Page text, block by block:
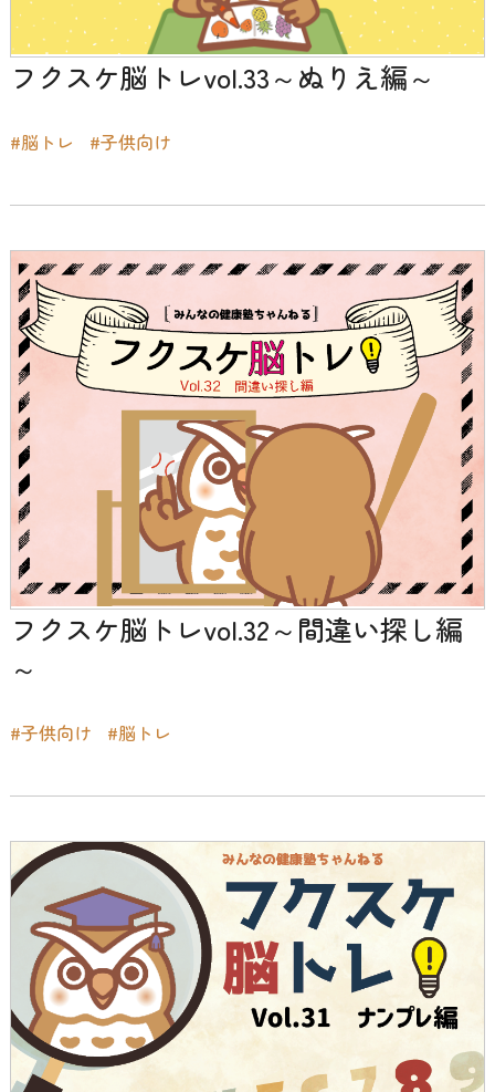
フクスケ脳トレvol.33～ぬりえ編～
#脳トレ #子供向け
フクスケ脳トレvol.32～間違い探し編
～
#子供向け #脳トレ